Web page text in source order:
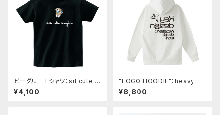
ビーグル Tシャツ：sit cute b
eagle.
¥4,100
"LOGO HOODIE"：heavy we
ight／back print
¥8,800